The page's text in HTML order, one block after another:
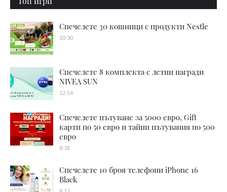
Спечелете 30 кошници с продукти Nestle
10:30
Спечелете 8 комплекта с летни награди
NIVEA SUN
12:54
Спечелете пътуване за 5000 евро, Gift
карти по 50 евро и тайни пътувания по 500
евро
8:38
Спечелете 10 броя телефони iPhone 16
Black
8:13